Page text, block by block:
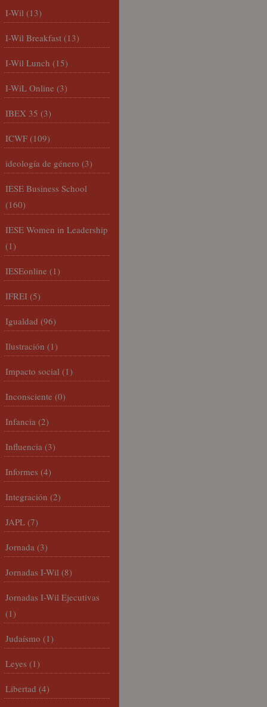
I-Wil (13)
I-Wil Breakfast (13)
I-Wil Lunch (15)
I-WiL Online (3)
IBEX 35 (3)
ICWF (109)
ideología de género (3)
IESE Business School
(160)
IESE Women in Leadership
(1)
IESEonline (1)
IFREI (5)
Igualdad (96)
Ilustración (1)
Impacto social (1)
Inconsciente (0)
Infancia (2)
Influencia (3)
Informes (4)
Integración (2)
JAPL (7)
Jornada (3)
Jornadas I-Wil (8)
Jornadas I-Wil Ejecutivas
(1)
Judaísmo (1)
Leyes (1)
Libertad (4)